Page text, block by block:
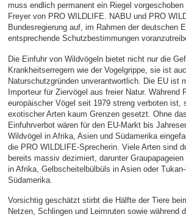
muss endlich permanent ein Riegel
Freyer von PRO WILDLIFE. NABU und PRO
Bundesregierung auf, im Rahmen der deutschen
entsprechende Schutzbestimmungen
Die Einfuhr von Wildvögeln bietet nicht nur die
Krankheitserregern wie der Vogelgrippe, sie ist
Naturschutzgründen unverantwortlich. Die EU ist
Importeur für Ziervögel aus freier Natur. Während
europäischer Vögel seit 1979 streng verboten ist,
exotischer Arten kaum Grenzen gesetzt. Ohne
Einfuhrverbot wären für den EU-Markt bis
Wildvögel in Afrika, Asien und Südamerika
die PRO WILDLIFE-Sprecherin. Viele Arten sind
bereits massiv dezimiert, darunter
in Afrika, Gelbscheitelbülbüls in Asien oder
Südamerika.
Vorsichtig geschätzt stirbt die Hälfte der Tiere
Netzen, Schlingen und Leimruten sowie während